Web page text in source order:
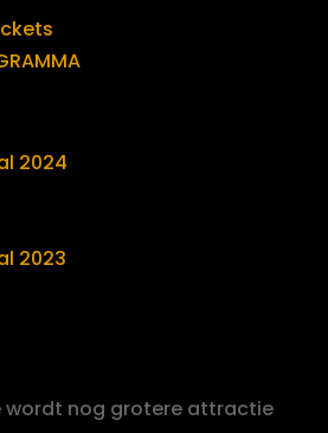
2024
2023
wordt nog grotere attractie